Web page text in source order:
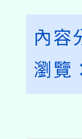
內容
瀏覽